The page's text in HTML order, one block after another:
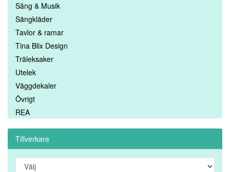
Sång & Musik
Sängkläder
Tavlor & ramar
Tina Blix Design
Träleksaker
Utelek
Väggdekaler
Övrigt
REA
Tillverkare